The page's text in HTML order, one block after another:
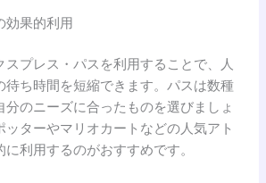
効果的利用
スプレス・パスを利用することで、人
待ち時間を短縮できます。パスは数種
のニーズに合ったものを選びましょ
ッターやマリオカートなどの人気アト
利用するのがおすすめです。